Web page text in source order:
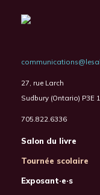
27, rue Larch
Sudbury (Ontario) P3E
705.822.6336
Salon du livre
Tournée scolaire
Exposant·e·s